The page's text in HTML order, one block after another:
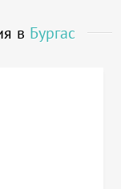
в Бургас